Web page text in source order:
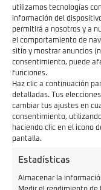
utilizamos tecnologías
información del
permitirá a nosotros y a
el comportamiento de
sitio y mostrar anuncios
consentimiento, puede
funciones.
Haz clic a continuación
detalladas. Tus
cambiar tus ajustes en
consentimiento,
haciendo clic en el icono
pantalla.
Estadísticas
Almacenar la
par a la rueda de
vivosy
Lavelocidad
suficiente para
Todo llega
la finura propia de
lo que notas es un
gestión muy lineal
dosificar con
asfalto mojado.